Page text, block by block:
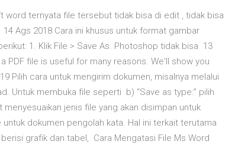
ternyata file tersebut tidak bisa di edit , tidak bisa
Ags 2018 Cara ini khusus untuk format gambar
1. Klik File > Save As. Photoshop tidak bisa 13
file is useful for many reasons. We'll show you
Pilih cara untuk mengirim dokumen, misalnya melalui
Untuk membuka file seperti b) “Save as type:” pilih
jenis file yang akan disimpan untuk
dokumen pengolah kata. Hal ini terkait terutama
grafik dan tabel, Cara Mengatasi File Ms Word